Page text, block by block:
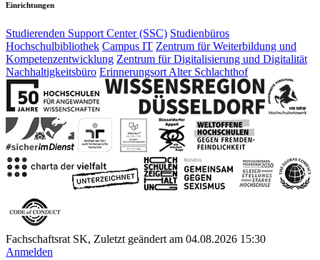
Einrichtungen
Studierenden Support Center (SSC) Studienbüros
Hochschulbibliothek Campus IT Zentrum für Weiterbildung und
Kompetenzentwicklung Zentrum für Digitalisierung und Digitalität
Nachhaltigkeitsbüro Erinnerungsort Alter Schlachthof
Fachschaftsrat SK, Zuletzt geändert am 04.08.2026 15:30
Anmelden